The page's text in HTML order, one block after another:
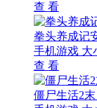
查 看
拳头养成记
手机游戏 大
查 看
僵尸生活2